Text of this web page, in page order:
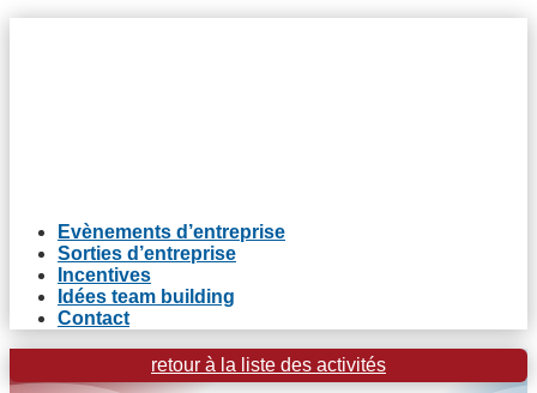
Evènements d’entreprise
Sorties d’entreprise
Incentives
Idées team building
Contact
retour à la liste des activités